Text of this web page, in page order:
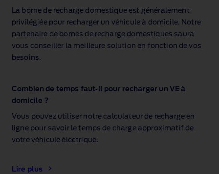
La borne de recharge domestique est généralement
privilégiée pour recharger un véhicule à domicile. Notre
partenaire de bornes de recharge domestiques saura
vous conseiller la meilleure solution en fonction de vos
besoins.
Combien de temps faut‑il pour recharger un VE à
domicile ?
Vous pouvez utiliser notre calculateur de recharge en
ligne pour savoir le temps de charge approximatif de
votre véhicule électrique.
Lire plus